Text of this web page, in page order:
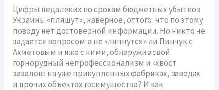
Цифры недалеких по срокам бюджетных убытков
Украины «пляшут», наверное, оттого, что по этому
поводу нет достоверной информации. Но никто не
задается вопросом: а не «ляпнутся» ли Пинчук с
Ахметовым и иже с ними, обнаружив свой
горнорудный непрофессионализм и «хвост
завалов» на уже прикупленных фабриках, заводах
и прочих объектах госимущества? И как